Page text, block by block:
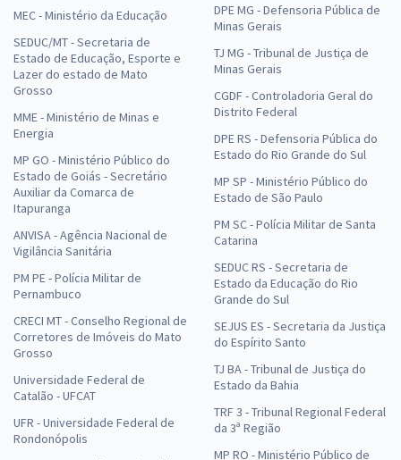
MEC - Ministério da Educação
SEDUC/MT - Secretaria de
Estado de Educação, Esporte e
Lazer do estado de Mato
Grosso
MME - Ministério de Minas e
Energia
MP GO - Ministério Público do
Estado de Goiás - Secretário
Auxiliar da Comarca de
Itapuranga
ANVISA - Agência Nacional de
Vigilância Sanitária
PM PE - Polícia Militar de
Pernambuco
CRECI MT - Conselho Regional de
Corretores de Imóveis do Mato
Grosso
Universidade Federal de
Catalão - UFCAT
UFR - Universidade Federal de
Rondonópolis
DPE MG - Defensoria Pública de
Minas Gerais
TJ MG - Tribunal de Justiça de
Minas Gerais
CGDF - Controladoria Geral do
Distrito Federal
DPE RS - Defensoria Pública do
Estado do Rio Grande do Sul
MP SP - Ministério Público do
Estado de São Paulo
PM SC - Polícia Militar de Santa
Catarina
SEDUC RS - Secretaria de
Estado da Educação do Rio
Grande do Sul
SEJUS ES - Secretaria da Justiça
do Espírito Santo
TJ BA - Tribunal de Justiça do
Estado da Bahia
TRF 3 - Tribunal Regional Federal
da 3ª Região
MP RO - Ministério Público de